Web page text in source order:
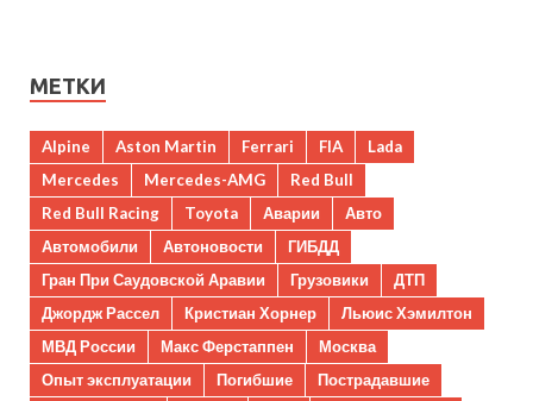
МЕТКИ
Alpine Aston Martin Ferrari FIA
Lada
Mercedes
Mercedes-AMG
Red Bull
Red Bull Racing
Toyota Аварии
Авто
Автомобили
Автоновости
ГИБДД
Гран При Саудовской Аравии
Грузовики
ДТП
Джордж Рассел
Кристиан Хорнер
Льюис Хэмилтон
МВД России
Макс Ферстаппен
Москва
Опыт эксплуатации
Погибшие
Пострадавшие